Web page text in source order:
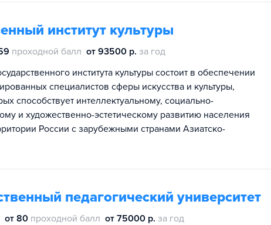
институт культуры
проходной балл от 93500 р. за год
института культуры состоит в обеспечении
специалистов сферы искусства и культуры,
способствует интеллектуальному, социально-
и художественно-эстетическому развитию населения
России с зарубежными странами Азиатско-
педагогический университет
от 80 проходной балл от 75000 р. за год